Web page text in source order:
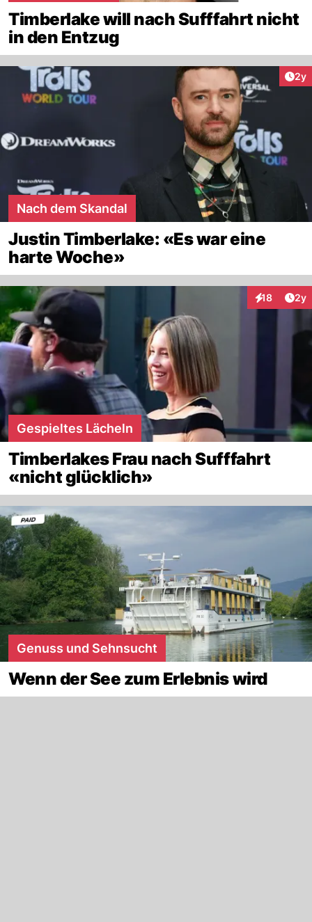
Timberlake will nach Sufffahrt nicht
in den Entzug
2y
Nach dem Skandal
Justin Timberlake: «Es war eine
harte Woche»
18 2y
Gespieltes Lächeln
Timberlakes Frau nach Sufffahrt
«nicht glücklich»
Genuss und Sehnsucht
Wenn der See zum Erlebnis wird